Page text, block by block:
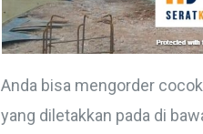
Anda bisa mengorder
yang diletakkan pada di